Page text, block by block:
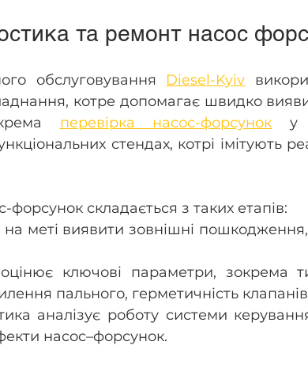
та ремонт насос
обслуговування Diesel-Kyiv
котре допомагає швидко
перевірка насос-форсунок у
стендах, котрі імітують
форсунок складається з таких етапів:
на меті виявити зовнішні
ключові параметри, зокрема
пального, герметичність
аналізує роботу системи
насос–форсунок.